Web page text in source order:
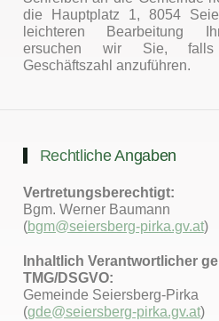
die Hauptplatz 1, 8054
leichteren Bearbeitung
ersuchen wir Sie,
Geschäftszahl anzuführen.
Rechtliche Angaben
Vertretungsberechtigt:
Bgm. Werner Baumann
(bgm@seiersberg-pirka.gv.at)
Inhaltlich Verantwortlicher
TMG/DSGVO:
Gemeinde Seiersberg-Pirka
(gde@seiersberg-pirka.gv.at)